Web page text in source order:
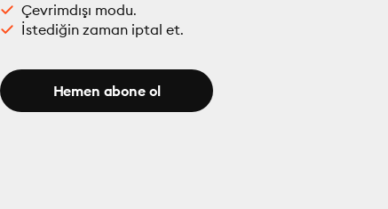
Çevrimdışı modu.
İstediğin zaman iptal et.
Hemen abone ol